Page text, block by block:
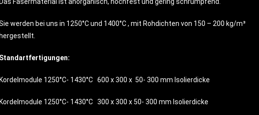
werden bei uns in 1250°C und 1400°C , mit Rohdichten von 150 – 200 kg/m³
hergestellt.
Standartfertigungen:
Kordelmodule 1250°C- 1430°C 600 x 300 x 50- 300 mm Isolierdicke
Kordelmodule 1250°C- 1430°C 300 x 300 x 50- 300 mm Isolierdicke